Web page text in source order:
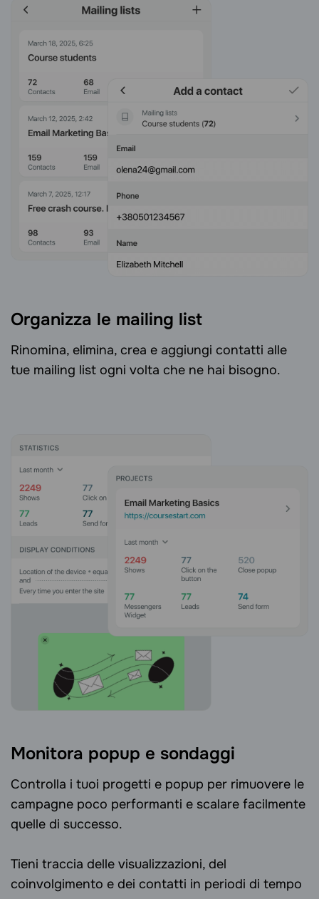
Organizza le mailing list
Rinomina, elimina, crea e aggiungi contatti alle
tue mailing list ogni volta che ne hai bisogno.
Monitora popup e sondaggi
Controlla i tuoi progetti e popup per rimuovere le
campagne poco performanti e scalare facilmente
quelle di successo.
Tieni traccia delle visualizzazioni, del
coinvolgimento e dei contatti in periodi di tempo